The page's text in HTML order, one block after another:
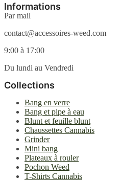
Informations
Par mail
contact@accessoires-weed.com
9:00 à 17:00
Du lundi au Vendredi
Collections
Bang en verre
Bang et pipe à eau
Blunt et feuille blunt
Chaussettes Cannabis
Grinder
Mini bang
Plateaux à rouler
Pochon Weed
T-Shirts Cannabis